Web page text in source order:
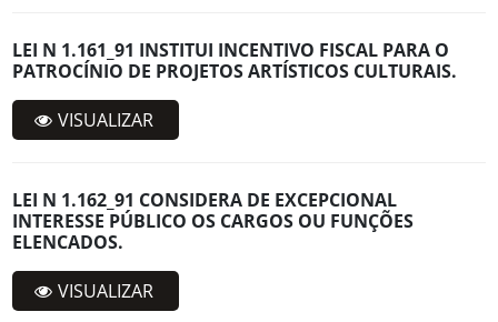
LEI N 1.161_91 INSTITUI INCENTIVO FISCAL PARA O
PATROCÍNIO DE PROJETOS ARTÍSTICOS CULTURAIS.
VISUALIZAR
LEI N 1.162_91 CONSIDERA DE EXCEPCIONAL
INTERESSE PÚBLICO OS CARGOS OU FUNÇÕES
ELENCADOS.
VISUALIZAR